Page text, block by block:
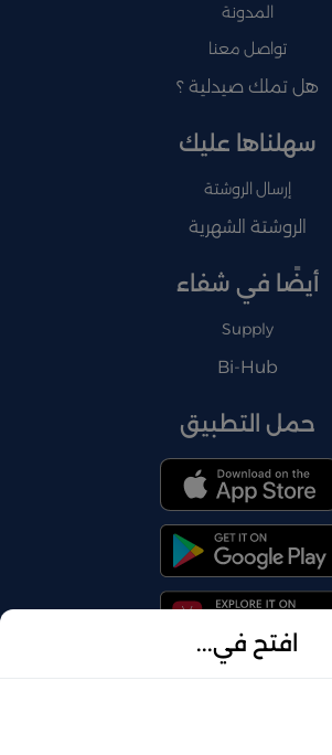
افتح في...
المدونة
تواصل معنا
هل تملك صيدلية ؟
سهلناها عليك
إرسال الروشتة
الروشتة الشهرية
أيضًا في شفاء
Supply
Bi-Hub
حمل التطبيق